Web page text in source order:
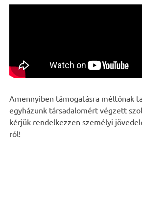
Amennyiben támogatásra méltónak
egyházunk társadalomért végzett
kérjük rendelkezzen személyi
ról!